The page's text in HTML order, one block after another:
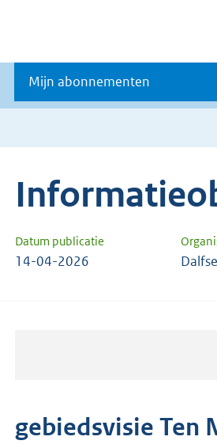
Mijn abonnementen
Datum publicatie
14-04-2026
gebiedsvisie Ten